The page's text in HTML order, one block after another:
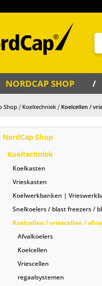
NORDCAP SHOP
Shop Koeltechniek Koelcellen /
NordCap Shop
Koeltechniek
Koelkasten
Vrieskasten
Koelwerkbanken |
Snelkoelers / blast freezers /
Koelcellen / vriescellen /
Afvalkoelers
Koelcellen
Vriescellen
regaalsystemen